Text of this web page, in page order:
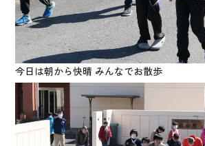
今日は朝から快晴 みんなでお散歩